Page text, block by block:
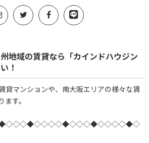
地域の賃貸なら「カインドハウジン
！
貸マンションや、南大阪エリアの様々な賃
す。